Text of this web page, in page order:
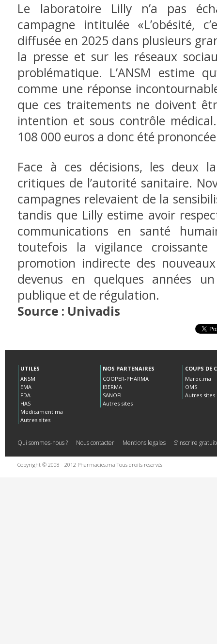
Le laboratoire Lilly n’a pas
campagne intitulée «L’obésité,
diffusée en 2025 dans plusieurs
la presse et sur les réseaux
problématique. L’ANSM estime
comme une réponse
que ces traitements ne doivent
intention et sous contrôle
108 000 euros a donc été
Face à ces décisions, les deux
critiques de l’autorité sanitaire.
campagnes relevaient de la
tandis que Lilly estime avoir
communications en santé
toutefois la vigilance
promotion indirecte des
devenus en quelques années
publique et de régulation.
Source : Univadis
UTILES
ANSM
EMA
FDA
HAS
Medicament.ma
Autres sites
NOS PARTENAIRES
COOPER-PHARMA
IBERMA
SANOFI
Autres sites
COUPS DE
Maroc.ma
OMS
Autres sites
Qui sommes-nous ? Nous contacter Mentions legales S’inscrire
Copyright © 2008 - 2012 Pharmacies.ma Tous droits reservés